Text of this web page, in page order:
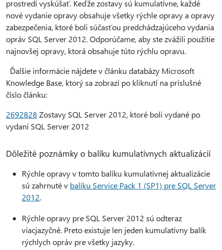
prostredí vyskúšať. Keďže zostavy sú kumulatívne, každé
nové vydanie opravy obsahuje všetky rýchle opravy a opravy
zabezpečenia, ktoré boli súčasťou predchádzajúceho vydania
opráv SQL Server 2012. Odporúčame, aby ste zvážili použitie
najnovšej opravy, ktorá obsahuje túto rýchlu opravu.
Ďalšie informácie nájdete v článku databázy Microsoft
Knowledge Base, ktorý sa zobrazí po kliknutí na príslušné
číslo článku:
2692828 Zostavy SQL Server 2012, ktoré boli vydané po
vydaní SQL Server 2012
Dôležité poznámky o balíku kumulatívnych aktualizácií
Rýchle opravy v tomto balíku kumulatívnej aktualizácie
sú zahrnuté v balíku Service Pack 1 (SP1) pre SQL Server
2012.
Rýchle opravy pre SQL Server 2012 sú odteraz
viacjazyčné. Preto existuje len jeden kumulatívny balík
rýchlych opráv pre všetky jazyky.